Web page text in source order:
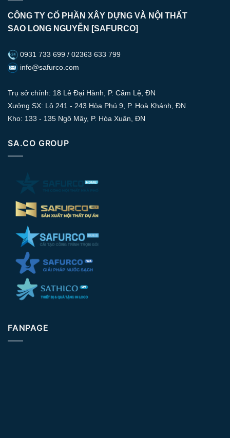
CÔNG TY CỔ PHẦN XÂY DỰNG VÀ NỘI THẤT
SAO LONG NGUYỄN [SAFURCO]
0931 733 699 / 02363 633 799
info@safurco.com
Trụ sở chính: 18 Lê Đại Hành, P. Cẩm Lệ, ĐN
Xưởng SX: Lô 241 - 243 Hòa Phú 9, P. Hoà Khánh, ĐN
Kho: 133 - 135 Ngô Mây, P. Hòa Xuân, ĐN
SA.CO GROUP
FANPAGE